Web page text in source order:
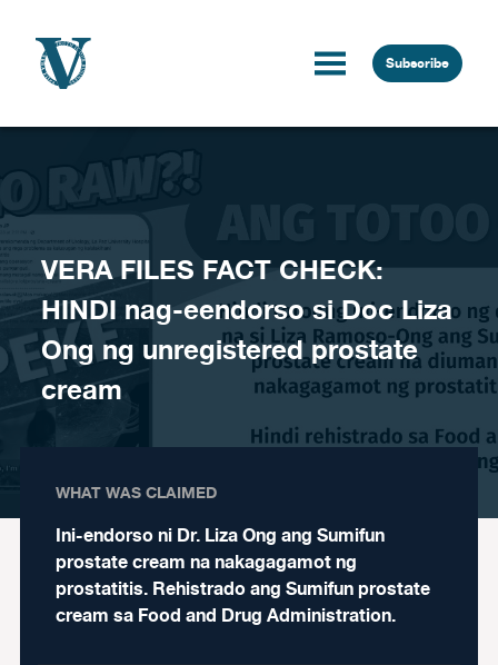
Subscribe
VERA FILES FACT CHECK:
HINDI nag-eendorso si Doc Liza
Ong ng unregistered prostate
cream
WHAT WAS CLAIMED
Ini-endorso ni Dr. Liza Ong ang Sumifun
prostate cream na nakagagamot ng
prostatitis. Rehistrado ang Sumifun prostate
cream sa Food and Drug Administration.